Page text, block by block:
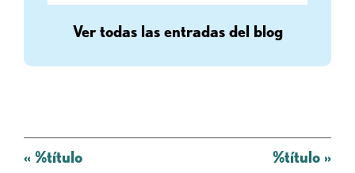
Ver todas las entradas del blog
Mensaje
« %título %título »